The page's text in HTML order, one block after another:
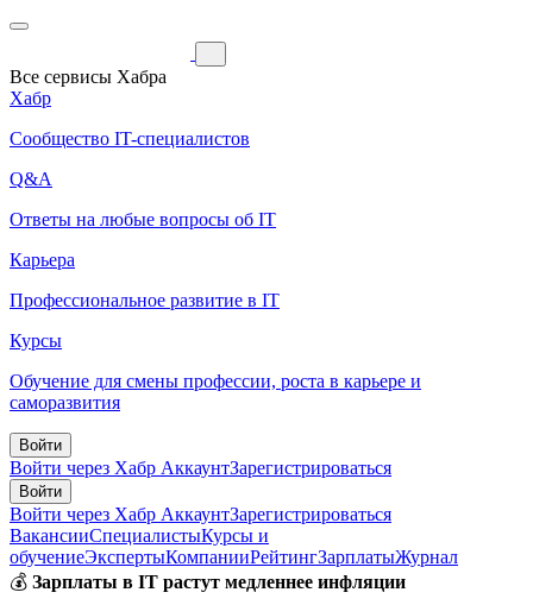
Все сервисы Хабра
Хабр
Сообщество IT-специалистов
Q&A
Ответы на любые вопросы об IT
Карьера
Профессиональное развитие в IT
Курсы
Обучение для смены профессии, роста в карьере и
саморазвития
Войти
Войти через Хабр АккаунтЗарегистрироваться
Войти
Войти через Хабр АккаунтЗарегистрироваться
ВакансииСпециалистыКурсы и
обучениеЭкспертыКомпанииРейтингЗарплатыЖурнал
💰 Зарплаты в IT растут медленнее инфляции